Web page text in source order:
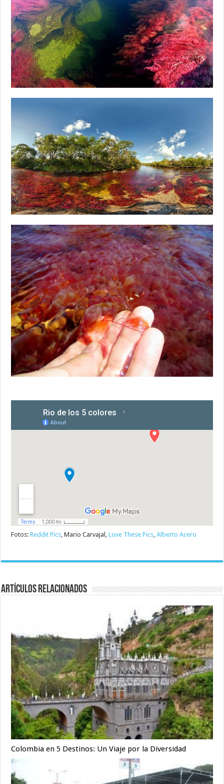
Fotos:Reddit Pics , Mario Carvajal,Love These Pics ,Alberto Acero
Artículos relacionados
Colombia en 5 Destinos: Un Viaje por la Diversidad